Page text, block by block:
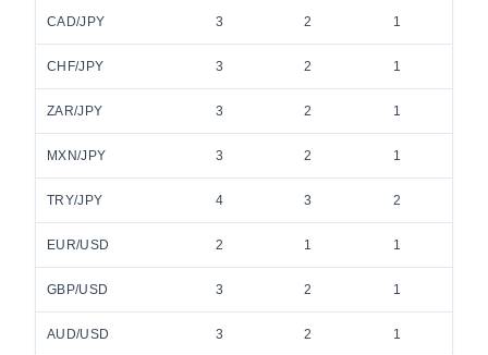
CAD/JPY 3 2 1
CHF/JPY 3 2 1
ZAR/JPY 3 2 1
MXN/JPY 3 2 1
TRY/JPY 4 3 2
EUR/USD 2 1 1
GBP/USD 3 2 1
AUD/USD 3 2 1